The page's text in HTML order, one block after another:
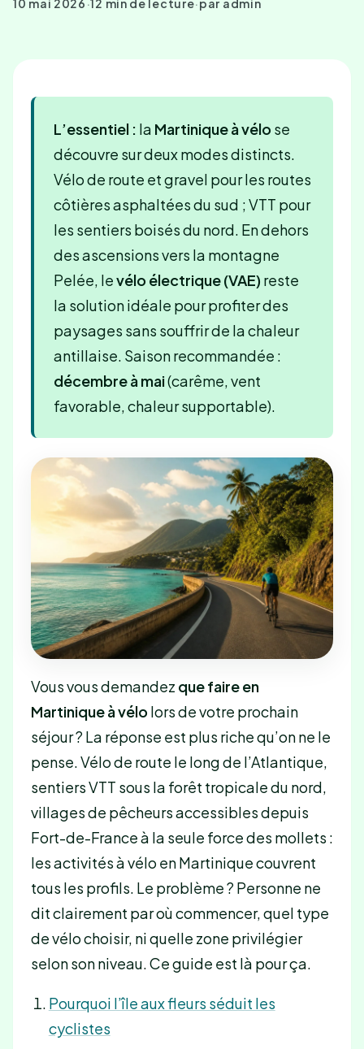
10 mai 2026 ·12 min de lecture·par admin
L’essentiel : la Martinique à vélo se
découvre sur deux modes distincts.
Vélo de route et gravel pour les routes
côtières asphaltées du sud ; VTT pour
les sentiers boisés du nord. En dehors
des ascensions vers la montagne
Pelée, levélo électrique (VAE) reste
la solution idéale pour profiter des
paysages sans souffrir de la chaleur
antillaise. Saison recommandée :
décembre à mai(carême, vent
favorable, chaleur supportable).
Vous vous demandez que faire en
Martinique à vélo lors de votre prochain
séjour ? La réponse est plus riche qu’on ne le
pense. Vélo de route le long de l’Atlantique,
sentiers VTT sous la forêt tropicale du nord,
villages de pêcheurs accessibles depuis
Fort-de-France à la seule force des mollets :
les activités à vélo en Martinique couvrent
tous les profils. Le problème ? Personne ne
dit clairement par où commencer, quel type
de vélo choisir, ni quelle zone privilégier
selon son niveau. Ce guide est là pour ça.
Pourquoi l’île aux fleurs séduit les
cyclistes